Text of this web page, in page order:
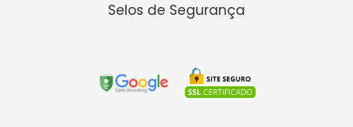
Selos de Segurança